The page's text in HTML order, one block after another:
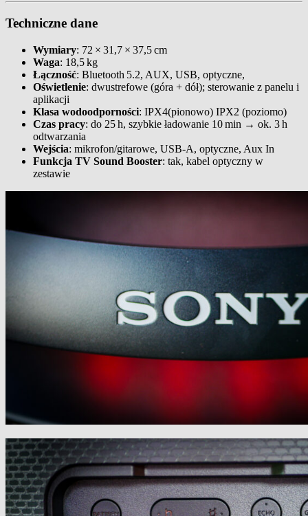
Techniczne dane
Wymiary: 72 × 31,7 × 37,5 cm
Waga: 18,5 kg
Łączność: Bluetooth 5.2, AUX, USB, optyczne,
Oświetlenie: dwustrefowe (góra + dół); sterowanie z panelu i
aplikacji
Klasa wodoodporności: IPX4(pionowo) IPX2 (poziomo)
Czas pracy: do 25 h, szybkie ładowanie 10 min → ok. 3 h
odtwarzania
Wejścia: mikrofon/gitarowe, USB‑A, optyczne, Aux In
Funkcja TV Sound Booster: tak, kabel optyczny w
zestawie